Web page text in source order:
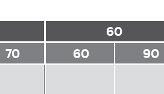
60
70 60 90